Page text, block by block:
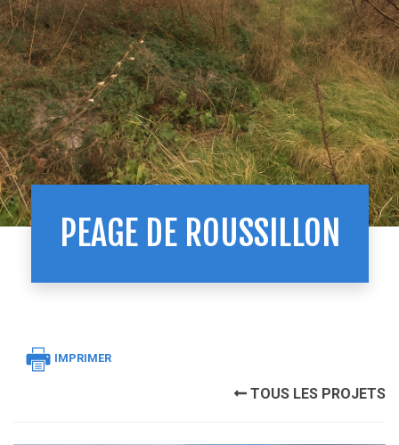
PEAGE DE ROUSSILLON
IMPRIMER
TOUS LES PROJETS